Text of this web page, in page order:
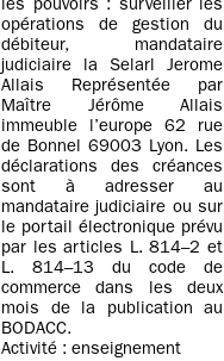
les pouvoirs : surveiller les
opérations de gestion du
débiteur, mandataire
judiciaire la Selarl Jerome
Allais Représentée par
Maître Jérôme Allais
immeuble l’europe 62 rue
de Bonnel 69003 Lyon. Les
déclarations des créances
sont à adresser au
mandataire judiciaire ou sur
le portail électronique prévu
par les articles L. 814–2 et
L. 814–13 du code de
commerce dans les deux
mois de la publication au
BODACC.
Activité : enseignement